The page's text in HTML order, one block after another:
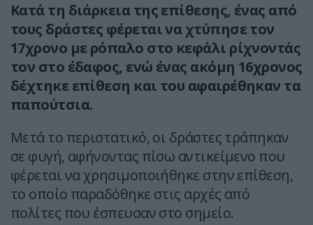
Κατά τη διάρκεια της επίθεσης, ένας από
τους δράστες φέρεται να χτύπησε τον
17χρονο με ρόπαλο στο κεφάλι ρίχνοντάς
τον στο έδαφος, ενώ ένας ακόμη 16χρονος
δέχτηκε επίθεση και του αφαιρέθηκαν τα
παπούτσια.
Μετά το περιστατικό, οι δράστες τράπηκαν
σε φυγή, αφήνοντας πίσω αντικείμενο που
φέρεται να χρησιμοποιήθηκε στην επίθεση,
το οποίο παραδόθηκε στις αρχές από
πολίτες που έσπευσαν στο σημείο.